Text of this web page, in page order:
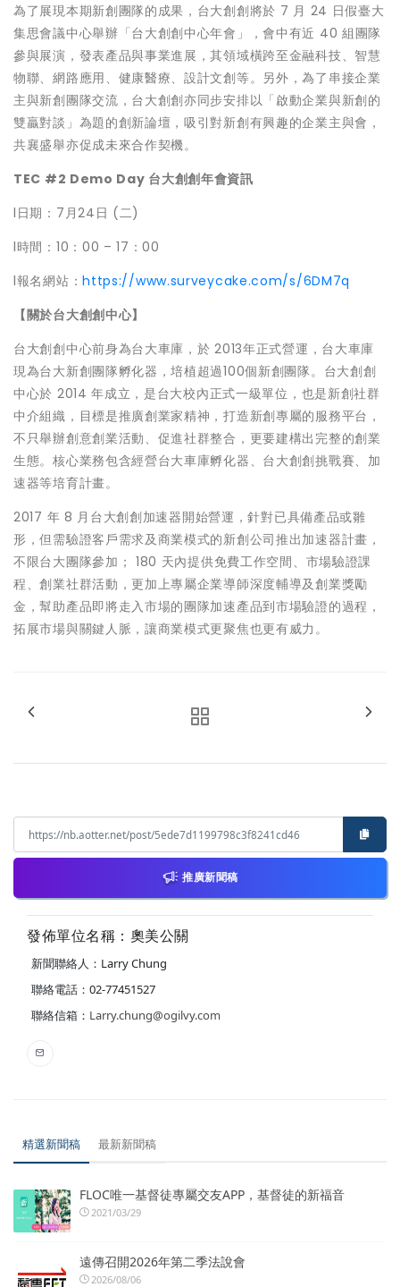
為了展現本期新創團隊的成果，台大創創將於 7 月 24 日假臺大
集思會議中心舉辦「台大創創中心年會」，會中有近 40 組團隊
參與展演，發表產品與事業進展，其領域橫跨至金融科技、智慧
物聯、網路應用、健康醫療、設計文創等。另外，為了串接企業
主與新創團隊交流，台大創創亦同步安排以「啟動企業與新創的
雙贏對談」為題的創新論壇，吸引對新創有興趣的企業主與會，
共襄盛舉亦促成未來合作契機。
TEC #2 Demo Day 台大創創年會資訊
l日期：7月24日 (二)
l時間：10：00 – 17：00
l報名網站：https://www.surveycake.com/s/6DM7q
【關於台大創創中心】
台大創創中心前身為台大車庫，於 2013年正式營運，台大車庫
現為台大新創團隊孵化器，培植超過100個新創團隊。台大創創
中心於 2014 年成立，是台大校內正式一級單位，也是新創社群
中介組織，目標是推廣創業家精神，打造新創專屬的服務平台，
不只舉辦創意創業活動、促進社群整合，更要建構出完整的創業
生態。核心業務包含經營台大車庫孵化器、台大創創挑戰賽、加
速器等培育計畫。
2017 年 8 月台大創創加速器開始營運，針對已具備產品或雛
形，但需驗證客戶需求及商業模式的新創公司推出加速器計畫，
不限台大團隊參加； 180 天內提供免費工作空間、市場驗證課
程、創業社群活動，更加上專屬企業導師深度輔導及創業獎勵
金，幫助產品即將走入市場的團隊加速產品到市場驗證的過程，
拓展市場與關鍵人脈，讓商業模式更聚焦也更有威力。
推廣新聞稿
發佈單位名稱：奧美公關
新聞聯絡人：Larry Chung
聯絡電話：02-77451527
聯絡信箱： Larry.chung@ogilvy.com
精選新聞稿 最新新聞稿
FLOC唯一基督徒專屬交友APP，基督徒的新福音
2021/03/29
遠傳召開2026年第二季法說會
2026/08/06